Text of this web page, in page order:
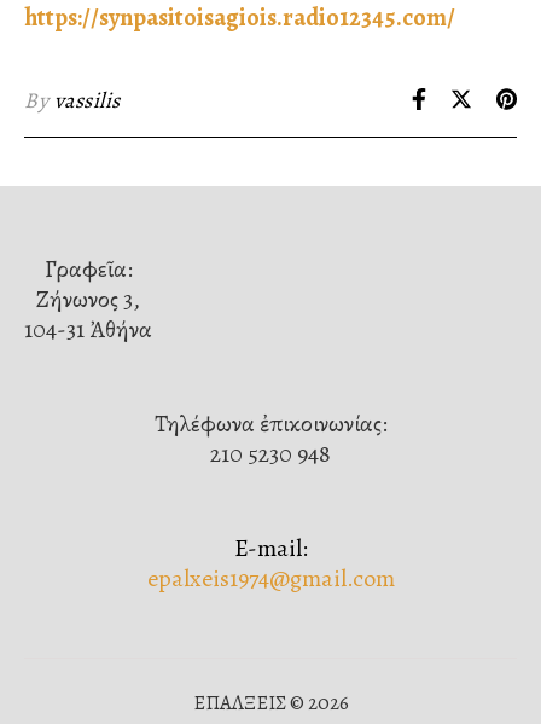
https://synpasitoisagiois.radio12345.com/
Byvassilis
Γραφεῖα:
Ζήνωνος 3,
104-31 Ἀθήνα
Τηλέφωνα ἐπικοινωνίας:
210 5230 948
E-mail:
epalxeis1974@gmail.com
ΕΠΑΛΞΕΙΣ © 2026